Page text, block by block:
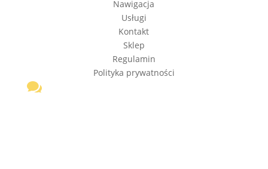
Nawigacja
Usługi
Kontakt
Sklep
Regulamin
Polityka prywatności
